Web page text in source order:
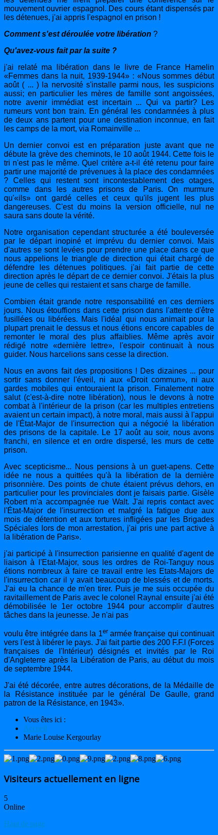
mouvement ouvrier espagnol. Des cours étant dispensés par
les détenues, j'ai appris l'espagnol en prison !
Comment s'est déroulée votre libération ?
Qu'avez-vous fait par la suite ?
j'ai relaté ma libération dans le livre de France Hamelin
«Femmes dans la nuit, 1939-1944» : «Nous sommes début
août ( ... ) la nervosité s'installe parmi nous, les suspicions
aussi; en particulier les mères de famille sont angoissées,
notre avenir immédiat est incertain ... Qui va partir? Les
rumeurs vont bon train. En général les condamnées à plus
de deux ans partent pour une destination inconnue, en fait
les camps de la mort, via Romainville ...
Un dernier convoi est en préparation juste avant que ne
débute la grève des cheminots, le 10 août 1944. Cette fois le
tri n'est pas le même. Quel critère a-t-il été retenu pour faire
partir une majorité de prévenues à la place des condamnées
? Celles qui restent sont incontestablement des otages,
comme dans les autres prisons de Paris. On murmure
qu'«ils» ont gardé celles et ceux qu'ils jugent les plus
dangereuses. C'est du moins la version officielle, nul ne
saura sans doute la vérité.
Notre organisation cependant structurée a été bouleversée
par le départ inopiné et imprévu du dernier convoi. Mais
d'autres se sont levées pour prendre une place dans ce que
nous appelions le triangle de direction qui était chargé de
défendre les détenues politiques. j'ai fait partie de cette
direction après le départ de ce dernier convoi. J'étais la plus
jeune de celles qui restaient et sans charge de famille.
Combien était grande notre responsabilité en ces derniers
jours. Nous étouffions dans cette prison dans l'attente d'être
fusillées ou libérées. Mais l'idéal qui nous animait pour la
plupart prenait le dessus et nous étions encore capables de
remonter le moral des plus affaiblies. Même après avoir
rédigé notre «dernière lettre», l'espoir continuait à nous
guider. Nous harcelions sans cesse la direction.
Nous en avons fait des propositions ! Des dizaines ... pour
sortir sans donner l'éveil, ni aux «Droit commun», ni aux
gardes mobiles qui entouraient la prison. Finalement notre
salut (c'est-à-dire notre libération), nous le devons à notre
combat à l'intérieur de la prison (car les multiples entretiens
avaient un certain impact), à notre moral, mais aussi à l'appui
de l'État-Major de l'insurrection qui a négocié la libération
des prisons de la capitale. Le 17 août au soir, nous avons
franchi, en silence et en ordre dispersé, les murs de cette
prison.
Avec scepticisme... Nous pensions à un guet-apens. Cette
idée ne nous a quittées qu'à la libération de la dernière
prisonnière. Des points de chute étaient prévus dehors, en
particulier pour les provinciales dont je faisais partie. Gisèle
Robert m'a accompagnée rue Walt. J'ai repris contact avec
l'État-Major de l'insurrection et malgré la fatigue due aux
mois de détention et aux tortures infligées par les Brigades
Spéciales lors de mon arrestation, j'ai pris une part active à
la libération de Paris».
j'ai participé à l'insurrection parisienne en qualité d'agent de
liaison à l'Etat-Major, sous les ordres de Roi-Tanguy nous
étions nombreux à faire ce travail entre les Etats-Majors de
l'insurrection car il y avait beaucoup de blessés et de morts.
J'ai eu la chance de m'en tirer. Puis je me suis occupée du
ravitaillement de Paris avec le colonel Raynal ensuite j'ai été
démobilisée le 1er octobre 1944 pour accomplir d'autres
tâches dans la jeunesse. Je n'ai pas
voulu être intégrée dans la 1er armée française qui continuait
vers l'est à libérer le pays. J'ai fait partie des 200 F.F.I (Forces
françaises de l'Intérieur) désignés et invités par le Roi
d'Angleterre après la Libération de Paris, au début du mois
de septembre 1944.
J'ai été décorée, entre autres décorations, de la Médaille de
la Résistance instituée par le général De Gaulle, grand
patron de la Résistance, en 1943».
Vous êtes ici :
Accueil
Marie Louise Kergourlay
Visiteurs actuellement en ligne
5
Online
Haut de page